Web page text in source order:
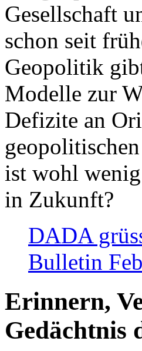
Gesellschaft
schon seit
Geopolitik
Modelle zur
Defizite an
ist wohl wenig
in Zukunft?
DADA
Bulletin
Erinnern,
Gedächtnis